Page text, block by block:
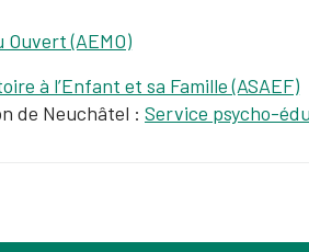
(AEMO)
à l’Enfant et sa Famille (ASAEF)
de Neuchâtel : Service psycho-